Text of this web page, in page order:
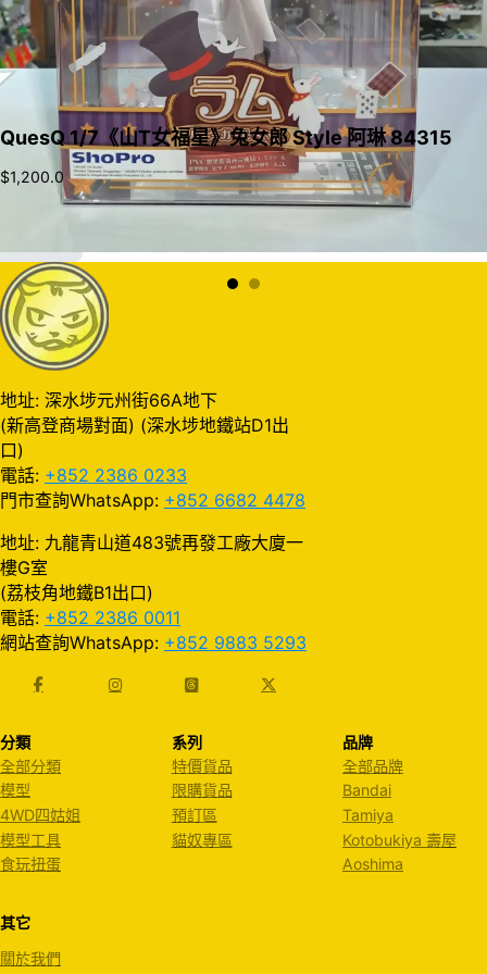
QuesQ 1/7《山T女福星》兔女郎 Style 阿琳 84315
$1,200.0
地址: 深水埗元州街66A地下
(新高登商場對面) (深水埗地鐵站D1出
口)
電話: +852 2386 0233
門市查詢WhatsApp: +852 6682 4478
地址: 九龍青山道483號再發工廠大廈一
樓G室
(荔枝角地鐵B1出口)
電話: +852 2386 0011
網站查詢WhatsApp: +852 9883 5293
分類
全部分類
模型
4WD四姑姐
模型工具
食玩扭蛋
系列
特價貨品
限購貨品
預訂區
貓奴專區
品牌
全部品牌
Bandai
Tamiya
Kotobukiya 壽屋
Aoshima
其它
關於我們